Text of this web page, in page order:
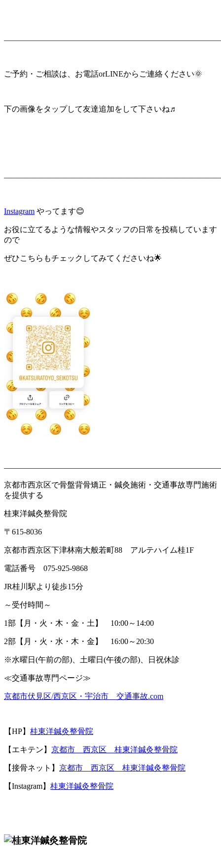
ご予約・ご相談は、お電話orLINEからご連絡ください🌞
下の画像をタップして友達追加をして下さいね♬
Instagram やってます😊
お役に立てるような情報やスタッフの日常を投稿しています
ので
ぜひこちらもチェックしてみてくださいね🌟
京都市西京区で骨盤背骨矯正・鍼灸施術・交通事故専門施術
を提供する
桂東洋鍼灸整骨院
〒 615-8036
京都市西京区下津林南大般若町88 アルテハイム桂1F
電話番号 075-925-9868
JR桂川駅より徒歩15分
～受付時間～
1部【月・火・木・金・土】 10:00～ 14:00
2部【月・火・水・木・金】 16:00～ 20:30
※水曜日 (午前の部) 、土曜日 (午後の部) 、日祝休診
≪交通事故専門ページ≫
京都市伏見区/西京区・宇治市 交通事故.com
【HP】 桂東洋鍼灸整骨院
【エキテン】 京都市 西京区 桂東洋鍼灸整骨院
【接骨ネット】 京都市 西京区 桂東洋鍼灸整骨院
【Instagram】 桂東洋鍼灸整骨院